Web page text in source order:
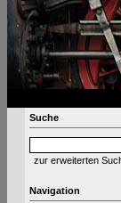
Suche
zur erweiterten
Navigation